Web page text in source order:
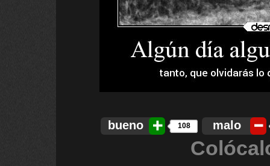
bueno 108 malo